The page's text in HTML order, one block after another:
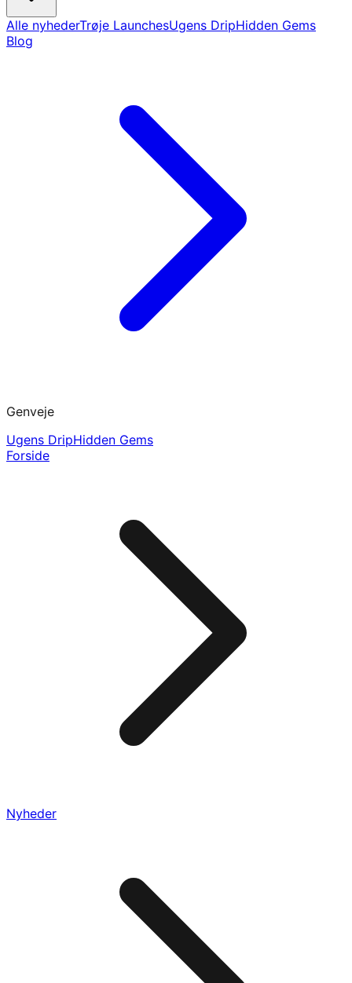
Alle nyhederTrøje LaunchesUgens DripHidden Gems
Blog
Genveje
Ugens DripHidden Gems
Forside
Nyheder